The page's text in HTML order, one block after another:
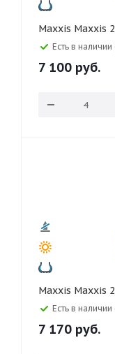
Maxxis
Есть в наличии
7 100 руб.
Maxxis
Есть в наличии
7 170 руб.